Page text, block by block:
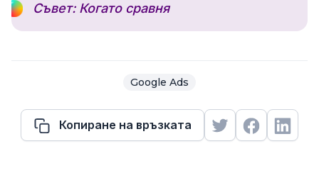
Съвет: Когато сравня
Google Ads
Копиране на връзката